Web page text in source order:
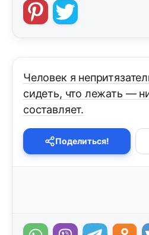
Человек я
сидеть, что лежать —
составляет.
Поделиться!